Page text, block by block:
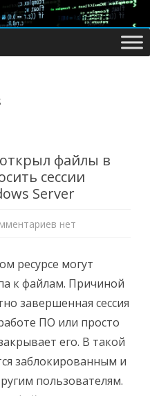
файлы в
сессии
Server
к
кто
открыл
файлы
в
сетевой
папке
и
сбросить
сессии
пользователя
в
Windows
Server
нет
ресурсе могут
к файлам. Причиной
завершенная сессия
ПО или просто
его. В такой
заблокированным и
пользователям.